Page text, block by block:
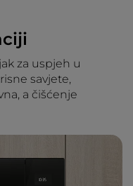
za uspjeh u
savjete,
a čišćenje